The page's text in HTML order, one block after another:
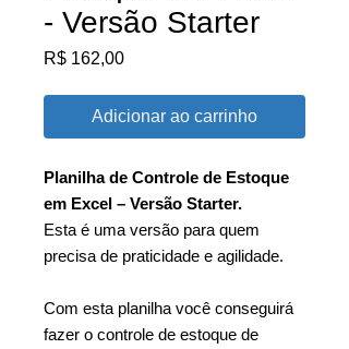
- Versão Starter
R$ 162,00Preço
Adicionar ao carrinho
Planilha de Controle de Estoque
em Excel – Versão Starter.
Esta é uma versão para quem
precisa de praticidade e agilidade.
Com esta planilha você conseguirá
fazer o controle de estoque de